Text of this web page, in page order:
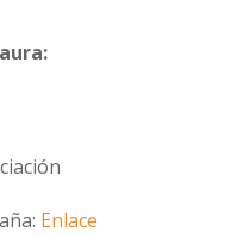
Enlace